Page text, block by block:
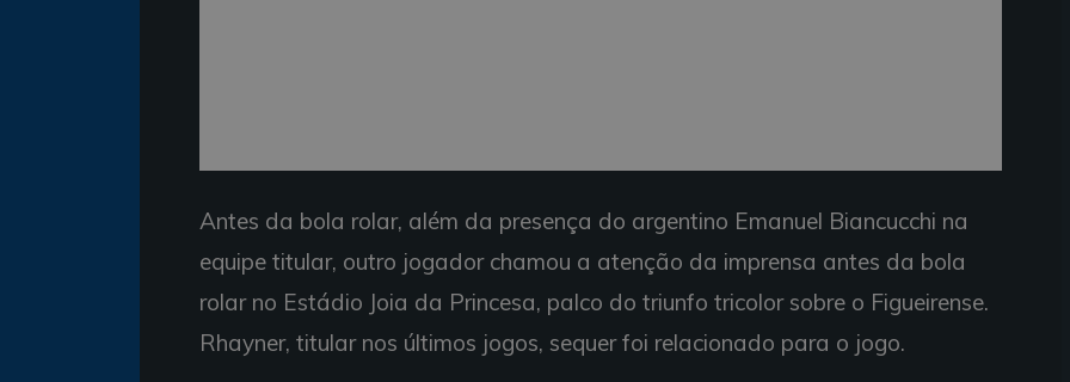
Antes da bola rolar, além da presença do argentino Emanuel Biancucchi na
equipe titular, outro jogador chamou a atenção da imprensa antes da bola
rolar no Estádio Joia da Princesa, palco do triunfo tricolor sobre o Figueirense.
Rhayner, titular nos últimos jogos, sequer foi relacionado para o jogo.